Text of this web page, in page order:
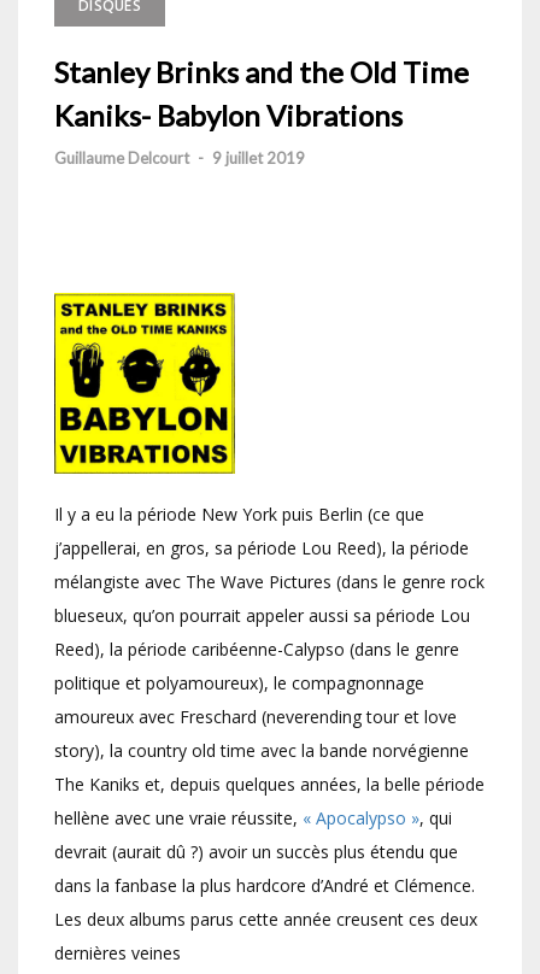
DISQUES
Stanley Brinks and the Old Time
Kaniks- Babylon Vibrations
Guillaume Delcourt - 9 juillet 2019
Il y a eu la période New York puis Berlin (ce que
j’appellerai, en gros, sa période Lou Reed), la période
mélangiste avec The Wave Pictures (dans le genre rock
blueseux, qu’on pourrait appeler aussi sa période Lou
Reed), la période caribéenne-Calypso (dans le genre
politique et polyamoureux), le compagnonnage
amoureux avec Freschard (neverending tour et love
story), la country old time avec la bande norvégienne
The Kaniks et, depuis quelques années, la belle période
hellène avec une vraie réussite, « Apocalypso », qui
devrait (aurait dû ?) avoir un succès plus étendu que
dans la fanbase la plus hardcore d’André et Clémence.
Les deux albums parus cette année creusent ces deux
dernières veines